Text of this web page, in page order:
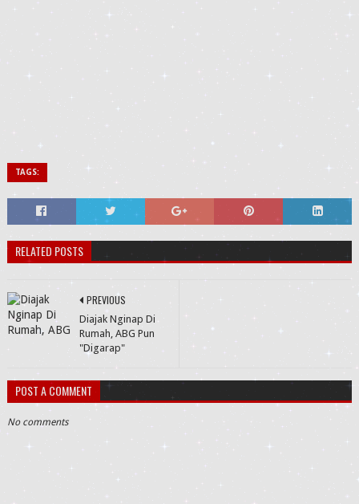
TAGS:
RELATED POSTS
PREVIOUS
Diajak Nginap Di
Rumah, ABG Pun
"Digarap"
POST A COMMENT
No comments